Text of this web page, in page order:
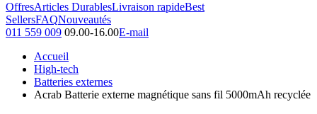
OffresArticles DurablesLivraison rapideBest
SellersFAQNouveautés
011 559 009 09.00-16.00E-mail
Accueil
High-tech
Batteries externes
Acrab Batterie externe magnétique sans fil 5000mAh recyclée